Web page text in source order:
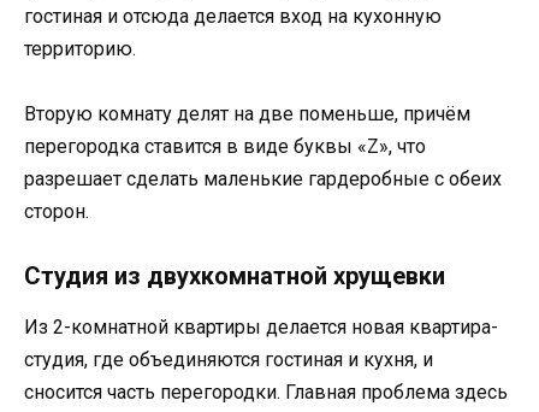
гостиная и отсюда делается вход на кухонную
территорию.
Вторую комнату делят на две поменьше, причём
перегородка ставится в виде буквы «Z», что
разрешает сделать маленькие гардеробные с обеих
сторон.
Студия из двухкомнатной хрущевки
Из 2-комнатной квартиры делается новая квартира-
студия, где объединяются гостиная и кухня, и
сносится часть перегородки. Главная проблема здесь